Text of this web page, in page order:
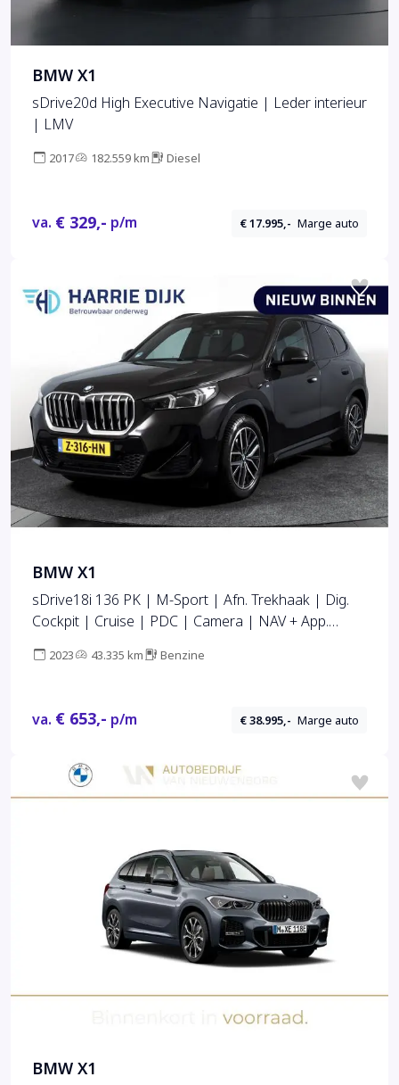
BMW X1
sDrive20d High Executive Navigatie | Leder interieur
| LMV
2017 182.559 km Diesel
va. € 329,- p/m € 17.995,- Marge auto
BMW X1
sDrive18i 136 PK | M-Sport | Afn. Trekhaak | Dig.
Cockpit | Cruise | PDC | Camera | NAV + App.
2023 43.335 km Benzine
va. € 653,- p/m € 38.995,- Marge auto
BMW X1